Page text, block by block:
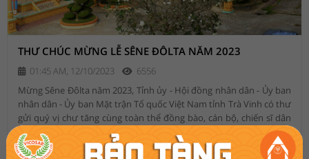
THƯ CHÚC MỪNG LỄ SÊNE ĐÔLTA NĂM 2023
01:45 AM, 12/10/2023
6556
Mừng Sêne Đôlta năm 2023, Tỉnh ủy - Hội đồng nhân dân - Ủy ban
nhân dân - Ủy ban Mặt trận Tổ quốc Việt Nam tỉnh Trà Vinh có thư
gửi quý vị chư tăng cùng toàn thể đồng bào, cán bộ, chiến sĩ dân
tộc Khmer trong tỉnh.